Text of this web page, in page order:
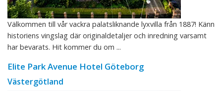
Välkommen till vår vackra palatsliknande lyxvilla från 1887! Känn
historiens vingslag där originaldetaljer och inredning varsamt
har bevarats. Hit kommer du om ...
Elite Park Avenue Hotel Göteborg
Västergötland